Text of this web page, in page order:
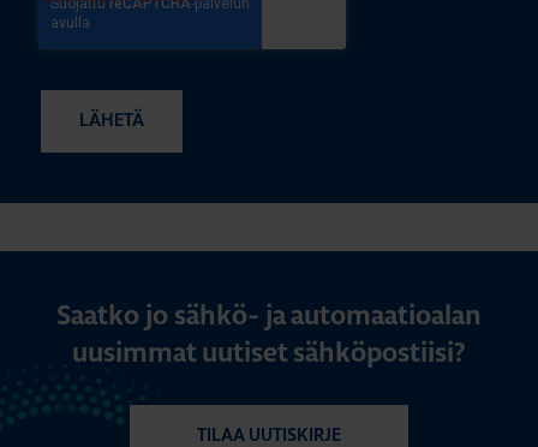
Saatko jo sähkö- ja automaatioalan
uusimmat uutiset sähköpostiisi?
TILAA UUTISKIRJE